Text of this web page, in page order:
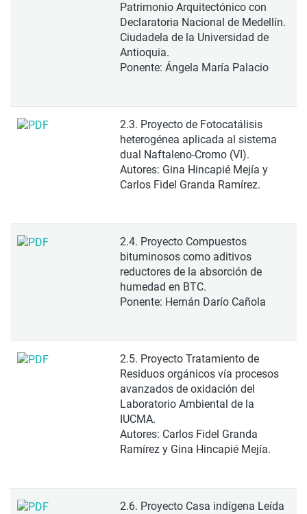
Patrimonio Arquitectónico con
Declaratoria Nacional de Medellín.
Ciudadela de la Universidad de
Antioquia.
Ponente: Ángela María Palacio
2.3. Proyecto de Fotocatálisis
heterogénea aplicada al sistema
dual Naftaleno-Cromo (VI).
Autores: Gina Hincapié Mejía y
Carlos Fidel Granda Ramírez.
2.4. Proyecto Compuestos
bituminosos como aditivos
reductores de la absorción de
humedad en BTC.
Ponente: Hernán Darío Cañola
2.5. Proyecto Tratamiento de
Residuos orgánicos vía procesos
avanzados de oxidación del
Laboratorio Ambiental de la
IUCMA.
Autores: Carlos Fidel Granda
Ramírez y Gina Hincapié Mejía.
2.6. Proyecto Casa indígena Leída